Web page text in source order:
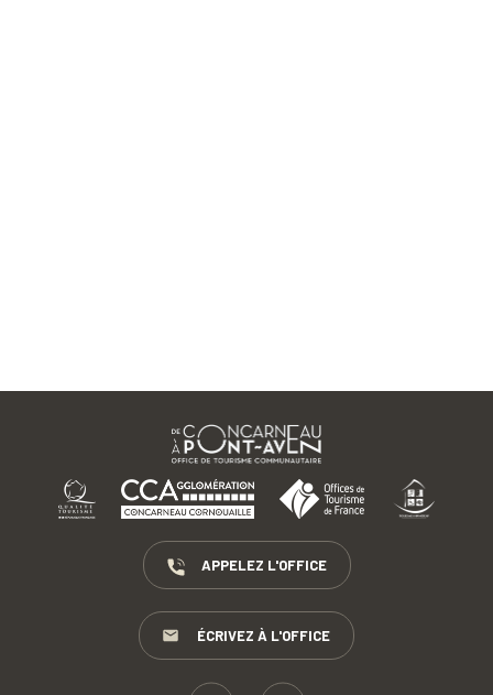
APPELEZ L'OFFICE
ÉCRIVEZ À L'OFFICE